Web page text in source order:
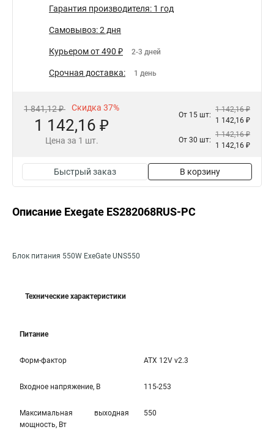
Гарантия производителя: 1 год
Самовывоз: 2 дня
Курьером от 490 ₽ 2-3 дней
Срочная доставка: 1 день
1 841,12 ₽ Скидка 37%
1 142,16 ₽
Цена за 1 шт.
От 15 шт:
1 142,16 ₽
1 142,16 ₽
От 30 шт:
1 142,16 ₽
1 142,16 ₽
Быстрый заказ В корзину
Описание Exegate ES282068RUS-PC
Блок питания 550W ExeGate UNS550
Технические характеристики
Питание
Форм-фактор ATX 12V v2.3
Входное напряжение, В 115-253
Максимальная выходная
мощность, Вт
550